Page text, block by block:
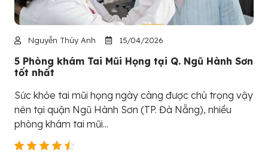
Nguyễn Thúy Anh 15/04/2026
5 Phòng khám Tai Mũi Họng tại Q. Ngũ Hành Sơn
tốt nhất
Sức khỏe tai mũi họng ngày càng được chú trọng vậy
nên tại quận Ngũ Hành Sơn (TP. Đà Nẵng), nhiều
phòng khám tai mũi...